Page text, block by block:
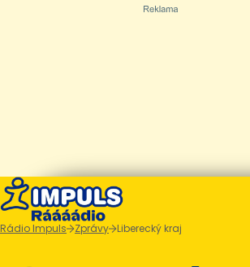
Rádio Impuls Zprávy Liberecký kraj